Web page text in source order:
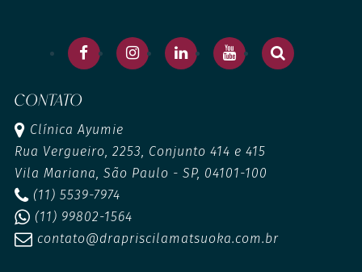
CONTATO
Clínica Ayumie
Rua Vergueiro, 2253, Conjunto 414 e 415
Vila Mariana, São Paulo - SP, 04101-100
(11) 5539-7974
(11) 99802-1564
contato@drapriscilamatsuoka.com.br